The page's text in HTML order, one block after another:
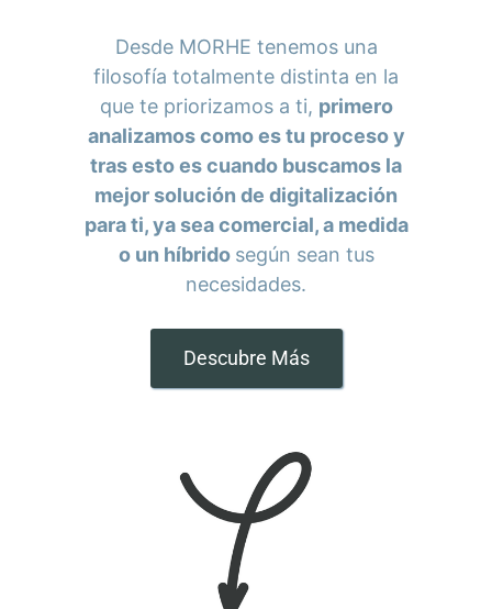
Desde MORHE tenemos una
filosofía totalmente distinta en la
que te priorizamos a ti, primero
analizamos como es tu proceso y
tras esto es cuando buscamos la
mejor solución de digitalización
para ti, ya sea comercial, a medida
o un híbrido según sean tus
necesidades.
Descubre Más